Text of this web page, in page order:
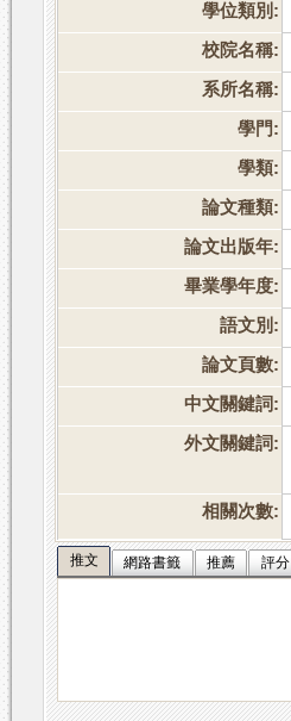
學位類別:
校院名稱:
系所名稱:
學門:
學類:
論文種類:
論文出版年:
畢業學年度:
語文別:
論文頁數:
中文關鍵詞:
外文關鍵詞:
相關次數:
推文 網路書籤 推薦 評分